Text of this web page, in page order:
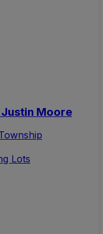
Justin Moore
Lots